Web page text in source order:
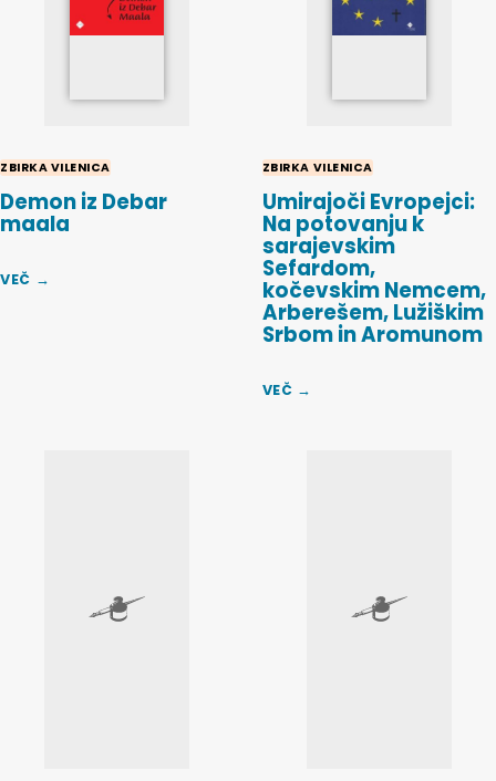
ZBIRKA VILENICA
Demon iz Debar
maala
VEČ →
ZBIRKA VILENICA
Umirajoči Evropejci:
Na potovanju k
sarajevskim
Sefardom,
kočevskim Nemcem,
Arberešem, Lužiškim
Srbom in Aromunom
VEČ →